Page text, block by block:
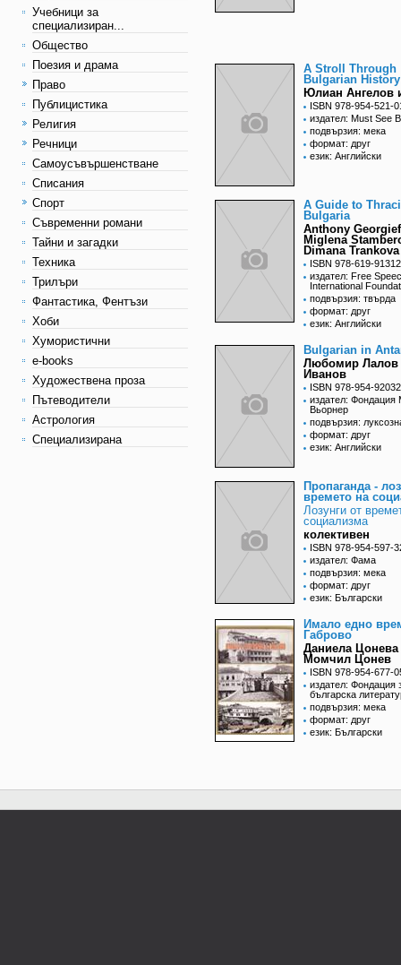
Учебници за
специализиран...
Общество
Поезия и драма
Право
Публицистика
Религия
Речници
Самоусъвършенстване
Списания
Спорт
Съвременни романи
Тайни и загадки
Техника
Трилъри
Фантастика, Фентъзи
Хоби
Хумористични
e-books
Художествена проза
Пътеводители
Астрология
Специализирана
A Stroll Through
Bulgarian History
Юлиан Ангелов
ISBN 978-954-521-
издател: Must See
подвързия: мека
формат: друг
език: Английски
A Guide to
Bulgaria
Anthony
Miglena
Dimana Trankova
ISBN 978-619-
издател: Free
International
подвързия: твърда
формат: друг
език: Английски
Bulgarian in
Любомир Лалов
Иванов
ISBN 978-954-
издател:
Вьорнер
подвързия:
формат: друг
език: Английски
Пропаганда -
времето на
Лозунги от
социализма
колективен
ISBN 978-954-597-
издател: Фама
подвързия: мека
формат: друг
език: Български
Имало едно
Габрово
Даниела Цонева
Момчил Цонев
ISBN 978-954-677-
издател: Фондация
българска
подвързия: мека
формат: друг
език: Български